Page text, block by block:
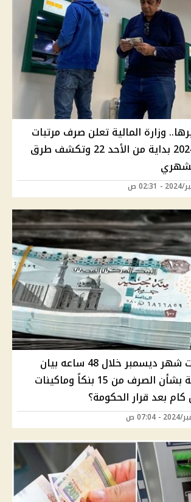
وزارة المالية تعلن صرف مرتبات
شهر ديسمبر 2024 بداية من الأحد 22 وتكشف طرق
بدء صرف مرتبات شهر ديسمبر خلال 48 ساعه بيان
عاجل من المالية بشأن الصرف من 15 بنكاً وماكينات